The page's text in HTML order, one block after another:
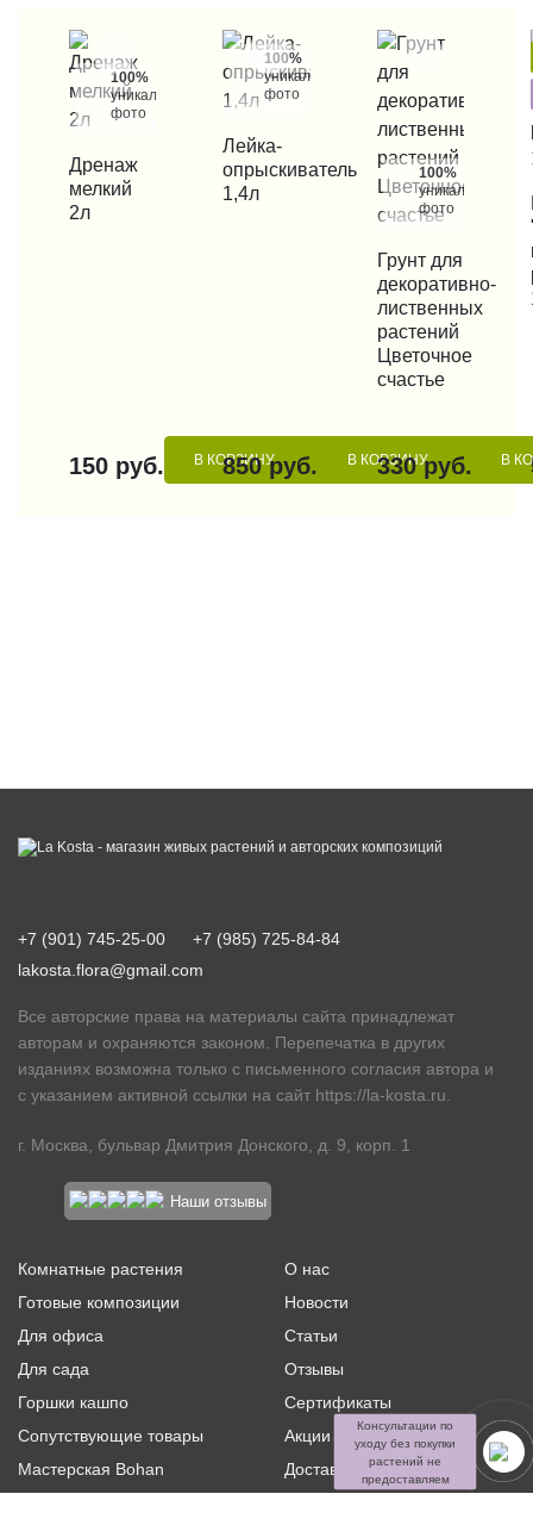
100%
уникальные
фото
КУПИТЬ В 1 КЛИК
Дренаж
мелкий
2л
150 руб. В КОРЗИНУ
100%
уникальные
фото
КУПИТЬ В 1 КЛИК
Лейка-
опрыскиватель
1,4л
850 руб. В КОРЗИНУ
100%
уникальные
фото
КУПИТЬ В 1 КЛИК
Грунт для
декоративно-
лиственных
растений
Цветочное
счастье
330 руб. В
+7 (901) 745-25-00
+7 (985) 725-84-84
lakosta.flora@gmail.com
Все авторские права на материалы сайта принадлежат
авторам и охраняются законом. Перепечатка в других
изданиях возможна только с письменного согласия автора и
с указанием активной ссылки на сайт https://la-kosta.ru
г. Москва, бульвар Дмитрия Донского, д. 9, корп. 1
Наши отзывы
Комнатные растения
Готовые композиции
Для офиса
Для сада
Горшки кашпо
Сопутствующие товары
Мастерская Bohan
О нас
Новости
Статьи
Отзывы
Сертификаты
Акции и скидки
Доставка и оплата
Консультации по
уходу без покупки
растений не
предоставляем